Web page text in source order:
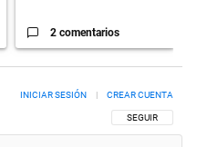
2 comentarios
SIGA ESTA
SEGUIR
INICIAR SESIÓN CREAR CUENTA